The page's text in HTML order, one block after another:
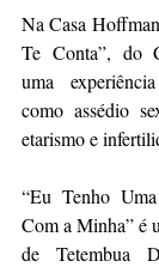
Na Casa
Te Conta”, do
uma
como assédio
etarismo e
“Eu Tenho
Com a Minha” é
de Tetembua